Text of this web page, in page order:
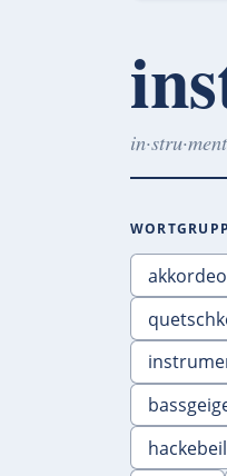
in·stru·ment
hackebeil